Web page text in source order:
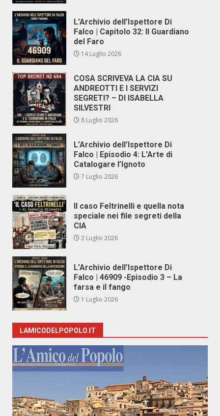
L’Archivio dell’Ispettore Di
Falco | Capitolo 32: Il Guardiano
del Faro
14 Luglio 2026
COSA SCRIVEVA LA CIA SU
ANDREOTTI E I SERVIZI
SEGRETI? – DI ISABELLA
SILVESTRI
8 Luglio 2026
L’Archivio dell’Ispettore Di
Falco | Episodio 4: L’Arte di
Catalogare l’Ignoto
7 Luglio 2026
Il caso Feltrinelli e quella nota
speciale nei file segreti della
CIA
2 Luglio 2026
L’Archivio dell’Ispettore Di
Falco | 46909 -Episodio 3 – La
farsa e il fango
1 Luglio 2026
LAMICODELPOPOLO.IT